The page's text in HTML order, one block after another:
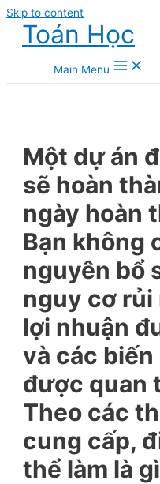
Skip to content
Toán Học
Main Menu
Một dự án
sẽ hoàn
ngày hoàn
Bạn không
nguyên bổ
nguy cơ rủi
lợi nhuận
và các
được quan
Theo các
cung cấp,
thể làm là